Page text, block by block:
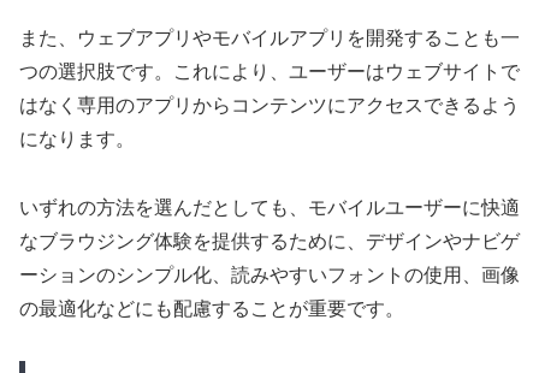
また、ウェブアプリやモバイルアプリを開発することも一
つの選択肢です。これにより、ユーザーはウェブサイトで
はなく専用のアプリからコンテンツにアクセスできるよう
になります。
いずれの方法を選んだとしても、モバイルユーザーに快適
なブラウジング体験を提供するために、デザインやナビゲ
ーションのシンプル化、読みやすいフォントの使用、画像
の最適化などにも配慮することが重要です。